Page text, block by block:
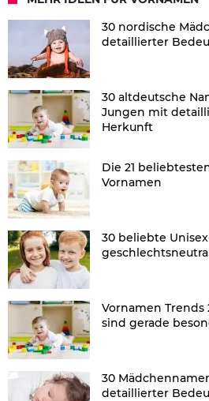
30 nordische
detaillierter
30 altdeutsche
Jungen mit
Herkunft
Die 21
Vornamen
30 beliebte
Vornamen Trends
sind gerade
30
detaillierter